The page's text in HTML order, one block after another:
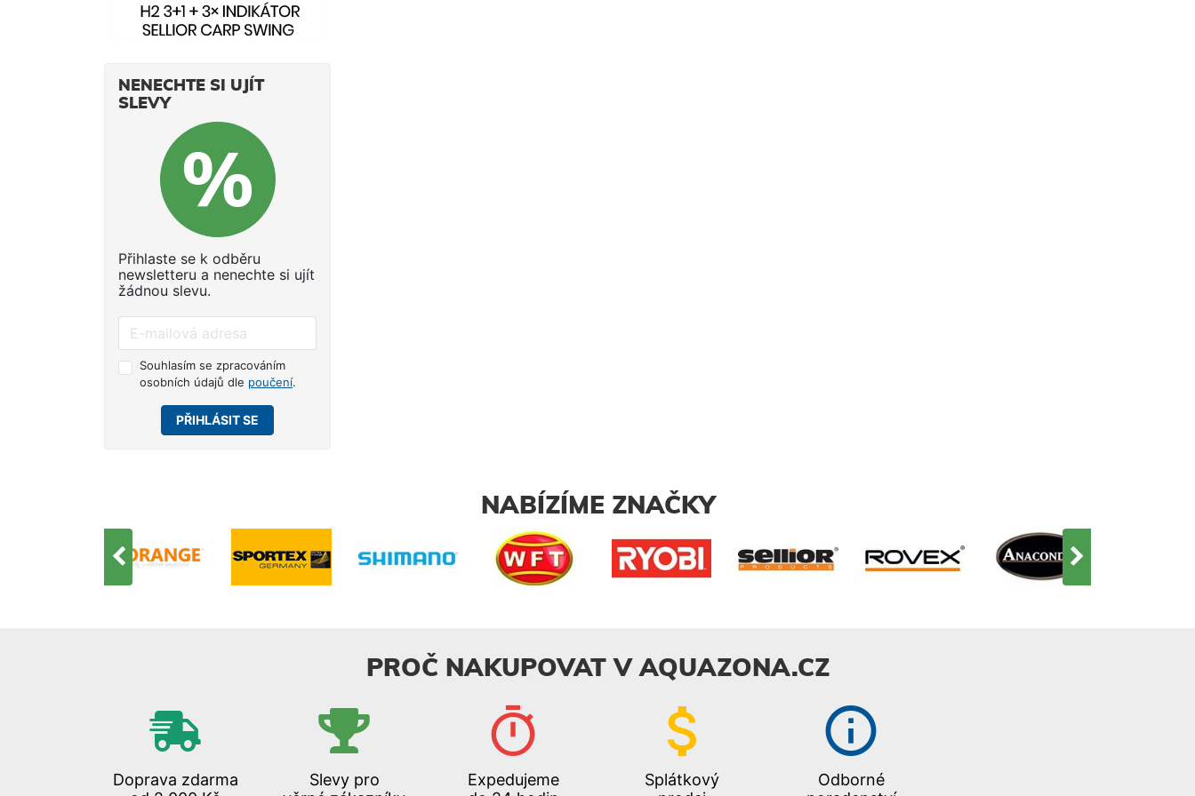
NENECHTE SI UJÍT
SLEVY
Přihlaste se k odběru
newsletteru a nenechte si ujít
žádnou slevu.
Souhlasím se zpracováním
osobních údajů dle poučení.
PŘIHLÁSIT SE
NABÍZÍME ZNAČKY
PROČ NAKUPOVAT V AQUAZONA.CZ
Doprava zdarma
Slevy pro
Expedujeme
Splátkový
Odborné